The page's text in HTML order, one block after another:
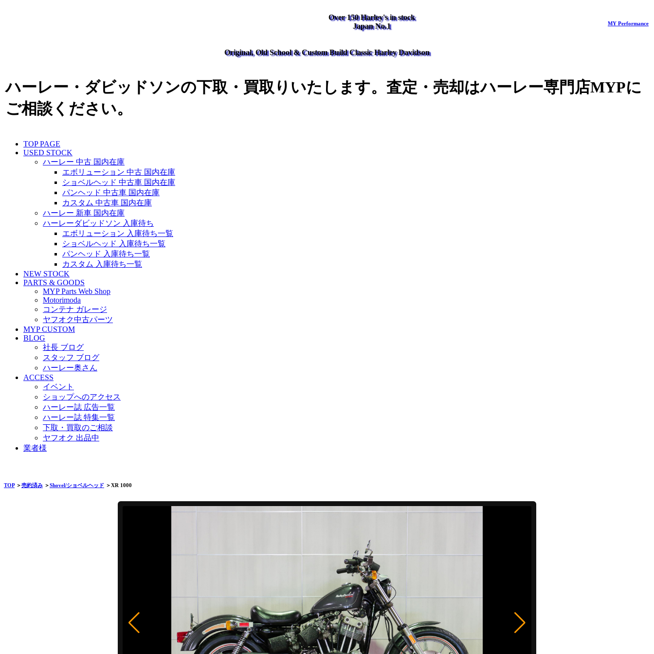
Over 150 Harley's in stock
Japan No.1
MY Performance
Original, Old School & Custom Build Classic Harley Davidson
ハーレー・ダビッドソンの下取・買取りいたします。査定・売却はハーレー専門店MYPに
ご相談ください。
TOP PAGE
USED STOCK
ハーレー 中古 国内在庫
エボリューション 中古 国内在庫
ショベルヘッド 中古車 国内在庫
パンヘッド 中古車 国内在庫
カスタム 中古車 国内在庫
ハーレー 新車 国内在庫
ハーレーダビッドソン 入庫待ち
エボリューション 入庫待ち一覧
ショベルヘッド 入庫待ち一覧
パンヘッド 入庫待ち一覧
カスタム 入庫待ち一覧
NEW STOCK
PARTS & GOODS
MYP Parts Web Shop
Motorimoda
コンテナ ガレージ
ヤフオク中古パーツ
MYP CUSTOM
BLOG
社長 ブログ
スタッフ ブログ
ハーレー奥さん
ACCESS
イベント
ショップへのアクセス
ハーレー誌 広告一覧
ハーレー誌 特集一覧
下取・買取のご相談
ヤフオク 出品中
業者様
TOP＞売約済み ＞Shovel/ショベルヘッド ＞XR 1000